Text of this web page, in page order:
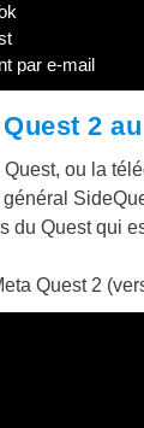
par e-mail
2
ou la
du Quest qui
Quest 2